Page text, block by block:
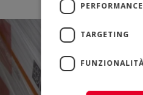
PERFORMANCE
TARGETING